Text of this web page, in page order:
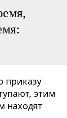
приказу
этим
находят